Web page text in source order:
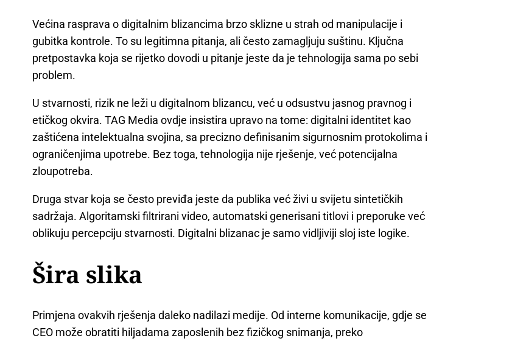
Većina rasprava o digitalnim blizancima brzo sklizne u strah od manipulacije i
gubitka kontrole. To su legitimna pitanja, ali često zamagljuju suštinu. Ključna
pretpostavka koja se rijetko dovodi u pitanje jeste da je tehnologija sama po sebi
problem.
U stvarnosti, rizik ne leži u digitalnom blizancu, već u odsustvu jasnog pravnog i
etičkog okvira. TAG Media ovdje insistira upravo na tome: digitalni identitet kao
zaštićena intelektualna svojina, sa precizno definisanim sigurnosnim protokolima i
ograničenjima upotrebe. Bez toga, tehnologija nije rješenje, već potencijalna
zloupotreba.
Druga stvar koja se često previđa jeste da publika već živi u svijetu sintetičkih
sadržaja. Algoritamski filtrirani video, automatski generisani titlovi i preporuke već
oblikuju percepciju stvarnosti. Digitalni blizanac je samo vidljiviji sloj iste logike.
Šira slika
Primjena ovakvih rješenja daleko nadilazi medije. Od interne komunikacije, gdje se
CEO može obratiti hiljadama zaposlenih bez fizičkog snimanja, preko